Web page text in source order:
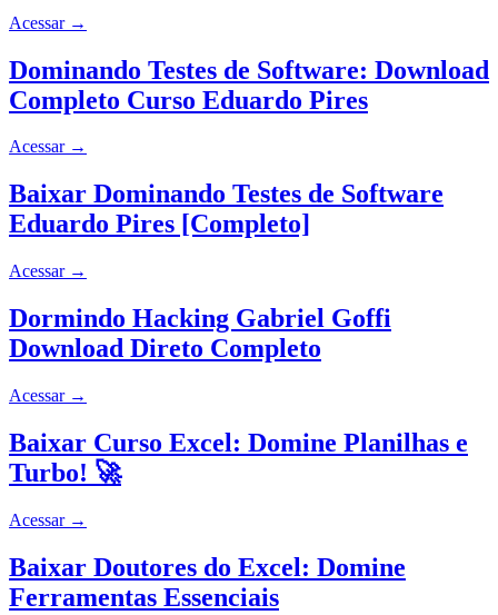
Acessar →
Dominando Testes de Software: Download
Completo Curso Eduardo Pires
Acessar →
Baixar Dominando Testes de Software
Eduardo Pires [Completo]
Acessar →
Dormindo Hacking Gabriel Goffi
Download Direto Completo
Acessar →
Baixar Curso Excel: Domine Planilhas e
Turbo! 🚀
Acessar →
Baixar Doutores do Excel: Domine
Ferramentas Essenciais